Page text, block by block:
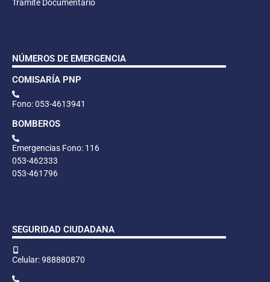
Trámite Documentario
NÚMEROS DE EMERGENCIA
COMISARÍA PNP
Fono: 053-4613941
BOMBEROS
Emergencias Fono: 116
053-462333
053-461796
SEGURIDAD CIUDADANA
Celular: 988880870